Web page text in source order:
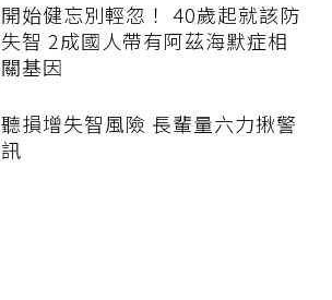
開始健忘別輕忽！ 40歲起就該防
失智 2成國人帶有阿茲海默症相
關基因
聽損增失智風險 長輩量六力揪警
訊